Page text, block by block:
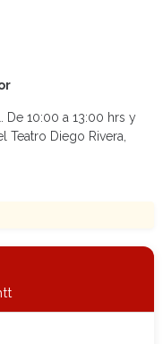
De 10:00 a 13:00 hrs y
Teatro Diego Rivera,